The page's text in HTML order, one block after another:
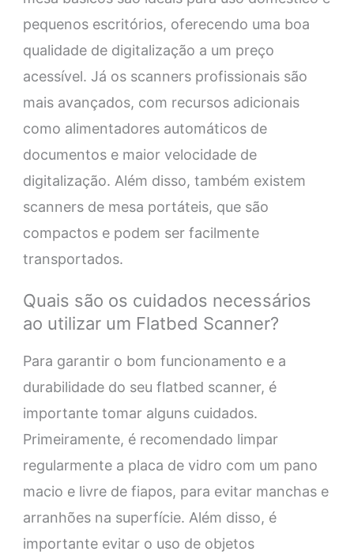
pequenos escritórios, oferecendo uma boa
qualidade de digitalização a um preço
acessível. Já os scanners profissionais são
mais avançados, com recursos adicionais
como alimentadores automáticos de
documentos e maior velocidade de
digitalização. Além disso, também existem
scanners de mesa portáteis, que são
compactos e podem ser facilmente
transportados.
Quais são os cuidados necessários
ao utilizar um Flatbed Scanner?
Para garantir o bom funcionamento e a
durabilidade do seu flatbed scanner, é
importante tomar alguns cuidados.
Primeiramente, é recomendado limpar
regularmente a placa de vidro com um pano
macio e livre de fiapos, para evitar manchas e
arranhões na superfície. Além disso, é
importante evitar o uso de objetos